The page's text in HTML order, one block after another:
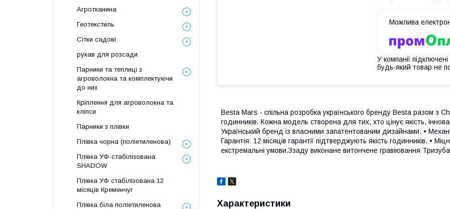
У компанії
будь-який товар не
Besta Mars - спільна розробка українського бренду Besta разом з
годинників. Кожна модель створена для тих, хто цінує якість,
Український бренд із власними запатентованим дизайнами. •
Гарантія: 12 місяців гарантії підтверджують якість годинників. •
екстремальні умови.Ззаду виконане витончене гравіювання
Характеристики
Агротканина
Геотекстиль
Сітки садові
рукав для розсади
Парники та теплиці з
агроволокна та комплектуючи
до них
Кріплення для агроволокна та
кліпси
Парники з плівки
Плівка чорна (поліетиленова)
Плівка УФ-стабілізована
SHADOW
Плівка УФ стабілізована 12
місяців Кременчуг
Плівка біла поліетиленова